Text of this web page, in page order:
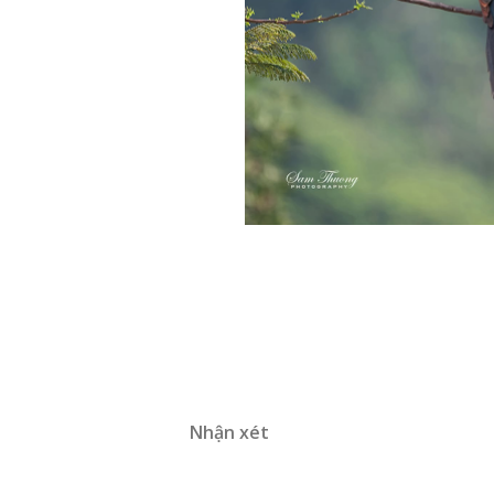
Nhận xét